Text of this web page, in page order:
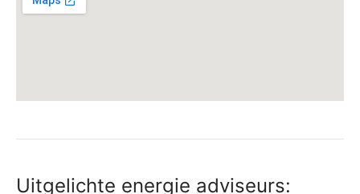
Uitgelichte energie adviseurs: